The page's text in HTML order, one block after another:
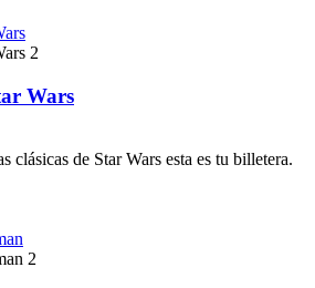
Wars
clásicas de Star Wars esta es tu billetera.